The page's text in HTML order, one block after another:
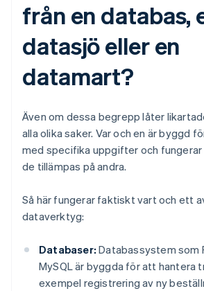
från en databas,
datasjö eller en
datamart?
Även om dessa begrepp låter
alla olika saker. Var och en är byggd
med specifika uppgifter och fungerar
de tillämpas på andra.
Så här fungerar faktiskt vart och ett
dataverktyg:
Databaser: Databassystem som
MySQL är byggda för att hantera
exempel registrering av ny